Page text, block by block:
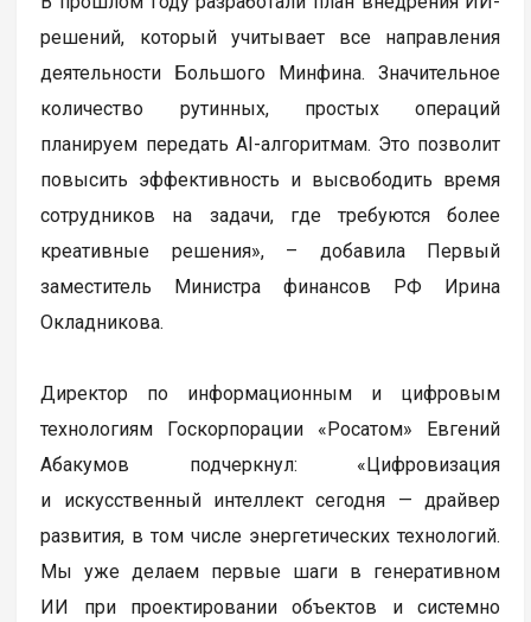
решений, который учитывает все направления
деятельности Большого Минфина. Значительное
количество рутинных, простых операций
планируем передать AI-алгоритмам. Это позволит
повысить эффективность и высвободить время
сотрудников на задачи, где требуются более
креативные решения», – добавила Первый
заместитель Министра финансов РФ Ирина
Окладникова.
Директор по информационным и цифровым
технологиям Госкорпорации «Росатом» Евгений
Абакумов подчеркнул: «Цифровизация
и искусственный интеллект сегодня — драйвер
развития, в том числе энергетических технологий.
Мы уже делаем первые шаги в генеративном
ИИ при проектировании объектов и системно